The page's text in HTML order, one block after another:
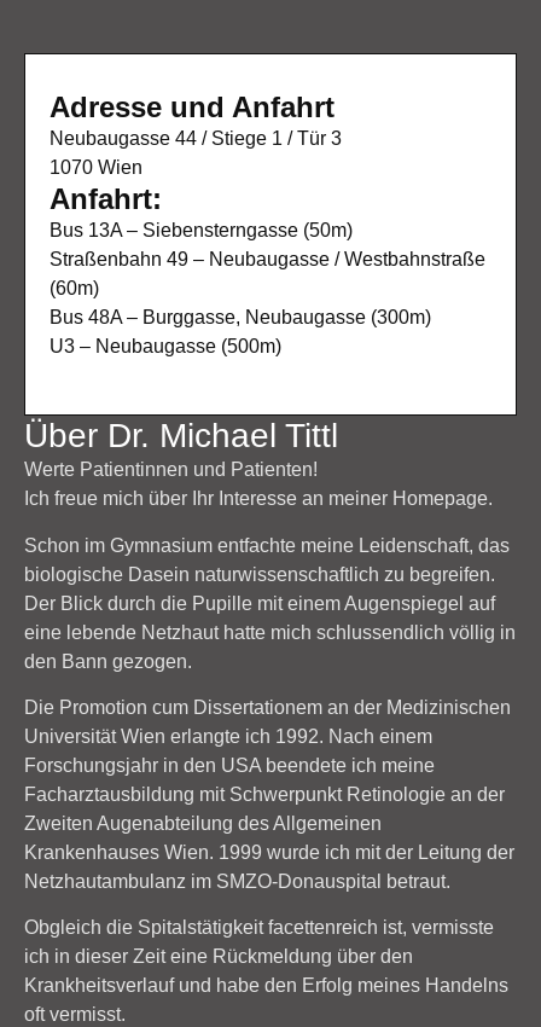
Adresse und Anfahrt
Neubaugasse 44 / Stiege 1 / Tür 3
1070 Wien
Anfahrt:
Bus 13A – Siebensterngasse (50m)
Straßenbahn 49 – Neubaugasse / Westbahnstraße
(60m)
Bus 48A – Burggasse, Neubaugasse (300m)
U3 – Neubaugasse (500m)
Über Dr. Michael Tittl
Werte Patientinnen und Patienten!
Ich freue mich über Ihr Interesse an meiner Homepage.
Schon im Gymnasium entfachte meine Leidenschaft, das
biologische Dasein naturwissenschaftlich zu begreifen.
Der Blick durch die Pupille mit einem Augenspiegel auf
eine lebende Netzhaut hatte mich schlussendlich völlig in
den Bann gezogen.
Die Promotion cum Dissertationem an der Medizinischen
Universität Wien erlangte ich 1992. Nach einem
Forschungsjahr in den USA beendete ich meine
Facharztausbildung mit Schwerpunkt Retinologie an der
Zweiten Augenabteilung des Allgemeinen
Krankenhauses Wien. 1999 wurde ich mit der Leitung der
Netzhautambulanz im SMZO-Donauspital betraut.
Obgleich die Spitalstätigkeit facettenreich ist, vermisste
ich in dieser Zeit eine Rückmeldung über den
Krankheitsverlauf und habe den Erfolg meines Handelns
oft vermisst.